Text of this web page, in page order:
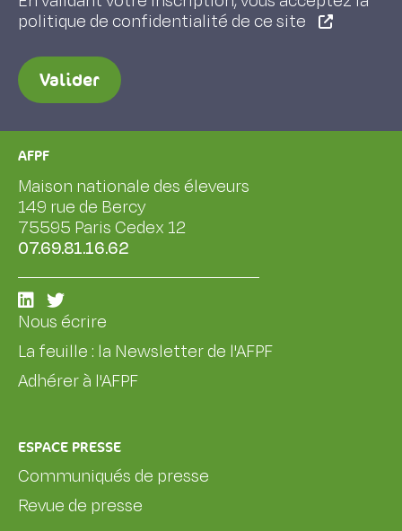
politique de confidentialité de ce site
Valider
AFPF
Maison nationale des éleveurs
149 rue de Bercy
75595 Paris Cedex 12
07.69.81.16.62
Nous écrire
La feuille : la Newsletter de l'AFPF
Adhérer à l'AFPF
ESPACE PRESSE
Communiqués de presse
Revue de presse